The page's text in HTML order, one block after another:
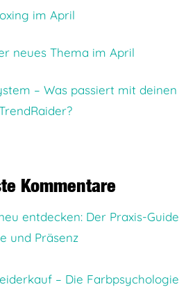
im April
neues Thema im April
– Was passiert mit deinen
Kommentare
entdecken: Der Praxis-Guide
und Präsenz
– Die Farbpsychologie